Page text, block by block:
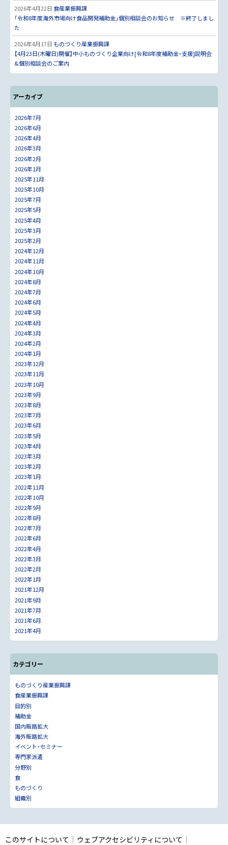
2026年4月22日食産業振興課
「令和8年度海外市場向け食品開発補助金」個別相談会のお知らせ ※終了しまし
た
2026年4月17日 ものづくり産業振興課
【4月23日(木曜日)開催】中小ものづくり企業向け[令和8年度補助金・支援]説明会
&個別相談会のご案内
アーカイブ
2026年7月
2026年6月
2026年4月
2026年3月
2026年2月
2026年1月
2025年11月
2025年10月
2025年7月
2025年5月
2025年4月
2025年3月
2025年2月
2024年12月
2024年11月
2024年10月
2024年8月
2024年7月
2024年6月
2024年5月
2024年4月
2024年3月
2024年2月
2024年1月
2023年12月
2023年11月
2023年10月
2023年9月
2023年8月
2023年7月
2023年6月
2023年5月
2023年4月
2023年3月
2023年2月
2023年1月
2022年11月
2022年10月
2022年9月
2022年8月
2022年7月
2022年6月
2022年4月
2022年3月
2022年2月
2022年1月
2021年12月
2021年9月
2021年7月
2021年6月
2021年4月
カテゴリー
ものづくり産業振興課
食産業振興課
目的別
補助金
国内販路拡大
海外販路拡大
イベント・セミナー
専門家派遣
分野別
食
ものづくり
組織別
このサイトについて ウェブアクセシビリティについて